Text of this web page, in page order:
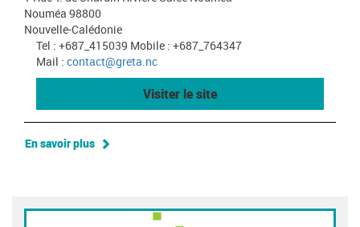
Nouméa 98800
Nouvelle-Calédonie
Tel : +687_415039 Mobile : +687_764347
Mail : contact@greta.nc
Visiter le site
En savoir plus